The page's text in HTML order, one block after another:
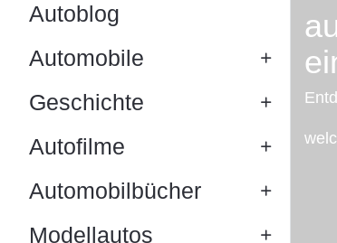
Autoblog
Automobile
Geschichte
Autofilme
Automobilbücher
Modellautos